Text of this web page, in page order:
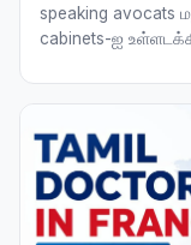
speaking avocats
cabinets-ஐ